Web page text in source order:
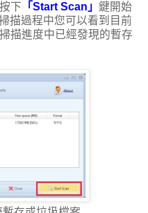
下 「Start Scan」 鍵開始
描過程中您可以看到目前
描進度中已經發現的暫存